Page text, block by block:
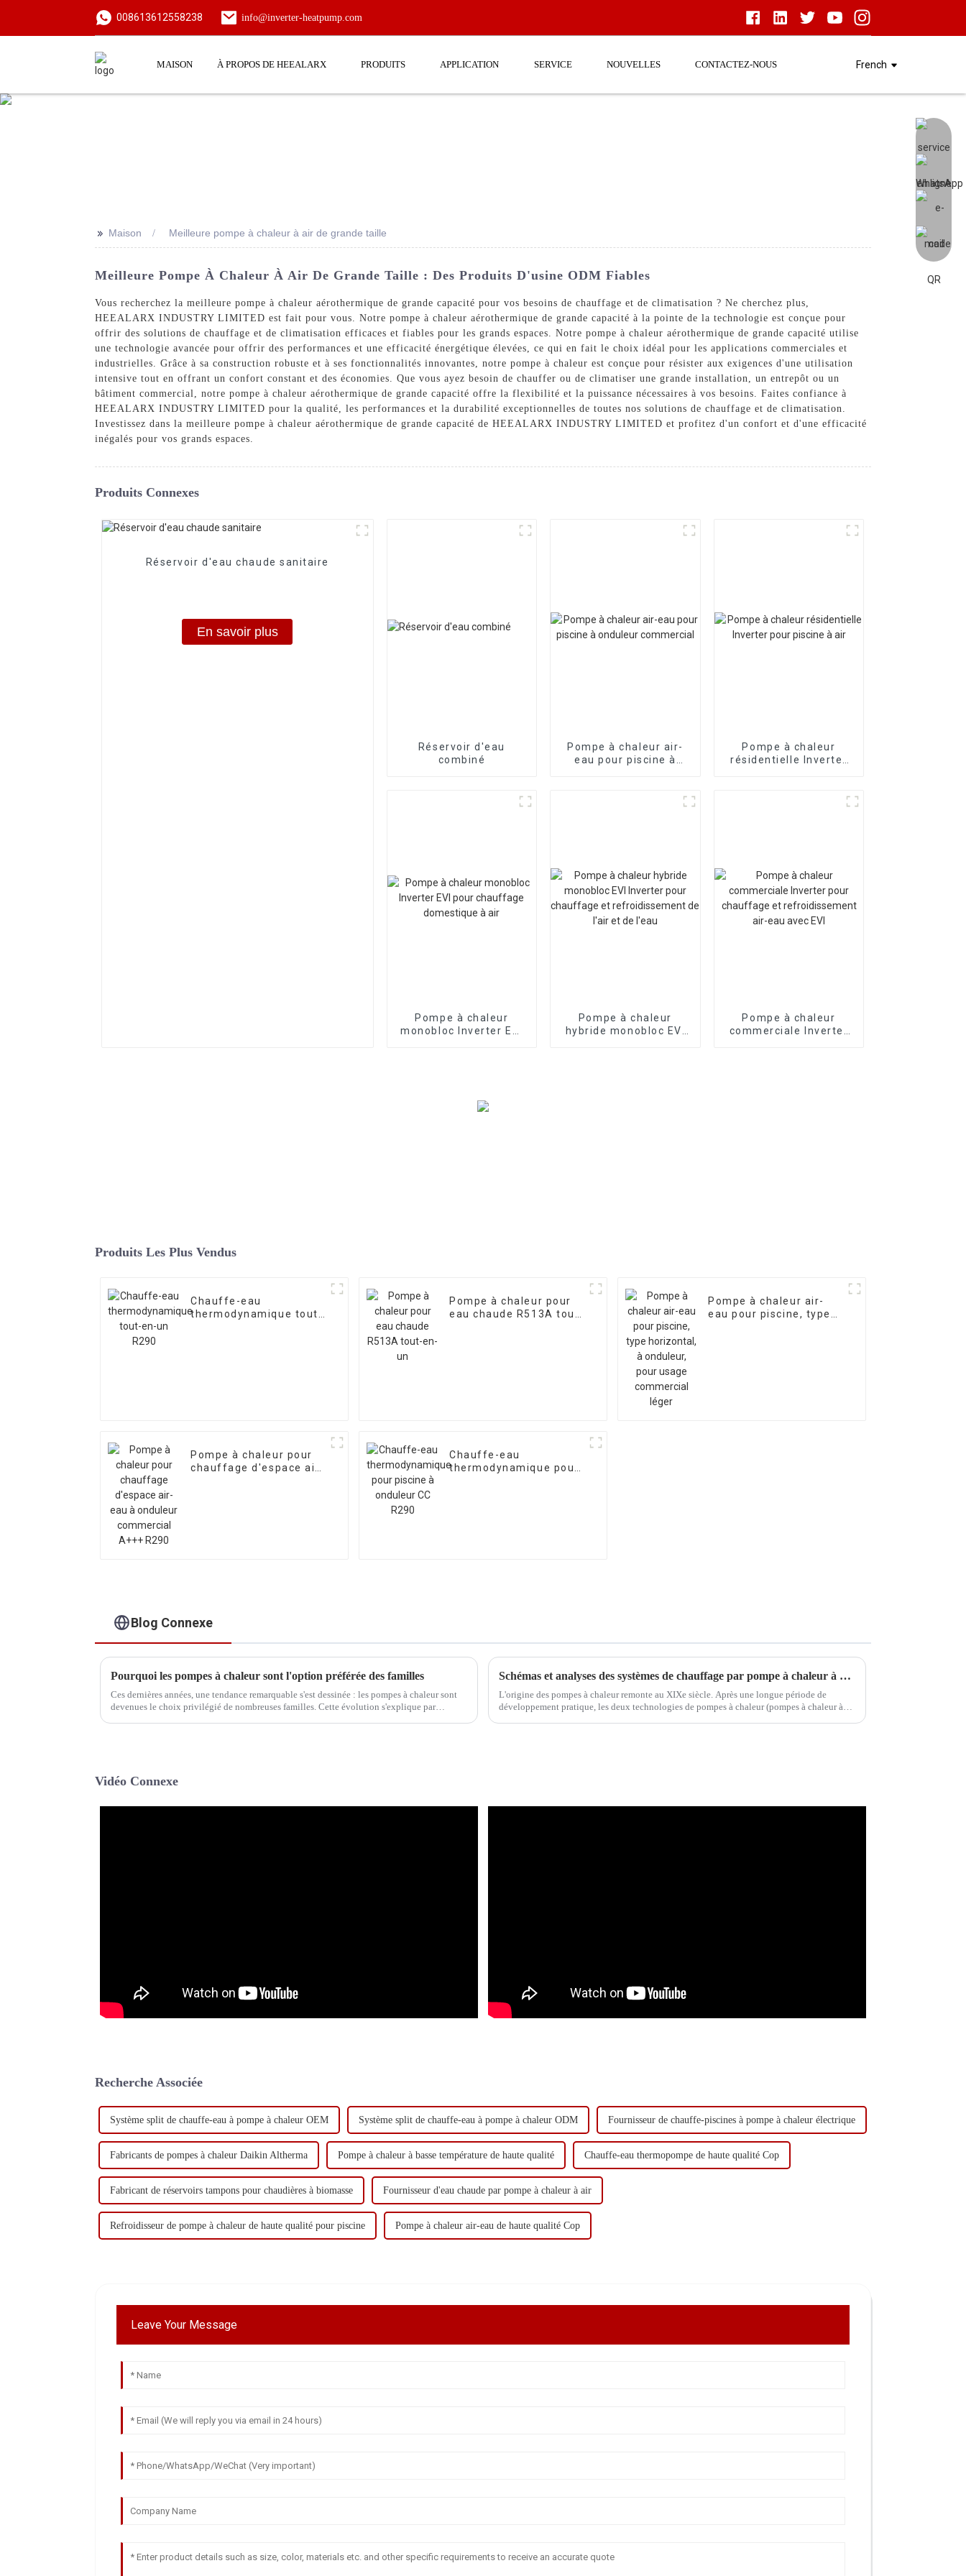
008613612558238 info@inverter-heatpump.com
MAISON À PROPOS DE HEEALARX PRODUITS APPLICATION SERVICE NOUVELLES CONTACTEZ-NOUS French
>> Maison Meilleure pompe à chaleur à air de grande taille
Meilleure Pompe À Chaleur À Air De Grande Taille : Des Produits D'usine ODM Fiables
Vous recherchez la meilleure pompe à chaleur aérothermique de grande capacité pour vos besoins de chauffage et de climatisation ? Ne cherchez plus,
HEEALARX INDUSTRY LIMITED est fait pour vous. Notre pompe à chaleur aérothermique de grande capacité à la pointe de la technologie est conçue pour
offrir des solutions de chauffage et de climatisation efficaces et fiables pour les grands espaces. Notre pompe à chaleur aérothermique de grande capacité utilise
une technologie avancée pour offrir des performances et une efficacité énergétique élevées, ce qui en fait le choix idéal pour les applications commerciales et
industrielles. Grâce à sa construction robuste et à ses fonctionnalités innovantes, notre pompe à chaleur est conçue pour résister aux exigences d'une utilisation
intensive tout en offrant un confort constant et des économies. Que vous ayez besoin de chauffer ou de climatiser une grande installation, un entrepôt ou un
bâtiment commercial, notre pompe à chaleur aérothermique de grande capacité offre la flexibilité et la puissance nécessaires à vos besoins. Faites confiance à
HEEALARX INDUSTRY LIMITED pour la qualité, les performances et la durabilité exceptionnelles de toutes nos solutions de chauffage et de climatisation.
Investissez dans la meilleure pompe à chaleur aérothermique de grande capacité de HEEALARX INDUSTRY LIMITED et profitez d'un confort et d'une efficacité
inégalés pour vos grands espaces.
Produits Connexes
Réservoir d'eau chaude sanitaire
En savoir plus
Réservoir d'eau
combiné
Pompe à chaleur air-
eau pour piscine à
Pompe à chaleur
résidentielle Inverter
Pompe à chaleur
monobloc Inverter EVI
Pompe à chaleur
hybride monobloc EVI
Pompe à chaleur
commerciale Inverter
Produits Les Plus Vendus
Chauffe-eau
thermodynamique tout-
Pompe à chaleur pour
eau chaude R513A tout-
Pompe à chaleur air-
eau pour piscine, type
Pompe à chaleur pour
chauffage d'espace air-
Chauffe-eau
thermodynamique pour
Blog Connexe
Pourquoi les pompes à chaleur sont l'option préférée des familles
Ces dernières années, une tendance remarquable s'est dessinée : les pompes à chaleur sont
devenues le choix privilégié de nombreuses familles. Cette évolution s'explique par
Schémas et analyses des systèmes de chauffage par pompe à chaleur à air classiques européens
L'origine des pompes à chaleur remonte au XIXe siècle. Après une longue période de
développement pratique, les deux technologies de pompes à chaleur (pompes à chaleur à
Vidéo Connexe
Recherche Associée
Système split de chauffe-eau à pompe à chaleur OEM Système split de chauffe-eau à pompe à chaleur ODM Fournisseur de chauffe-piscines à pompe à chaleur électrique
Fabricants de pompes à chaleur Daikin Altherma Pompe à chaleur à basse température de haute qualité Chauffe-eau thermopompe de haute qualité Cop
Fabricant de réservoirs tampons pour chaudières à biomasse Fournisseur d'eau chaude par pompe à chaleur à air
Refroidisseur de pompe à chaleur de haute qualité pour piscine Pompe à chaleur air-eau de haute qualité Cop
Leave Your Message